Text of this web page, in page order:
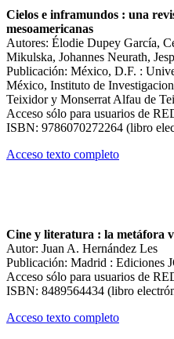
Cielos e inframundos : una
mesoamericanas
Autores: Élodie Dupey García,
Mikulska, Johannes Neurath,
Publicación: México, D.F. :
México, Instituto de
Teixidor y Monserrat Alfau de
Acceso sólo para usuarios de
ISBN: 9786070272264 (libro
Acceso texto completo
Cine y literatura : la metáfora
Autor: Juan A. Hernández Les
Publicación: Madrid : Ediciones
Acceso sólo para usuarios de
ISBN: 8489564434 (libro
Acceso texto completo